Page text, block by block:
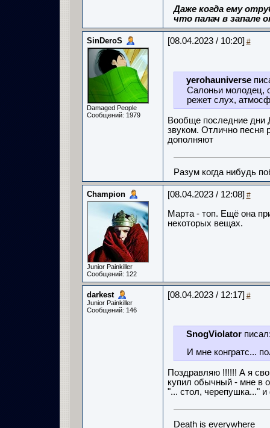
Даже когда ему
что палач в запале
SinDeroS
Damaged People
Сообщений: 1979
[08.04.2023 / 10:20] #
yerohauniverse
Салоньи молодец,
режет слух,
Вообще последние дни
звуком. Отлично песня
дополняют
Разум когда нибудь
Champion
Junior Painkiller
Сообщений: 122
[08.04.2023 / 12:08] #
Марта - топ. Ещё она
некоторых вещах.
darkest
Junior Painkiller
Сообщений: 146
[08.04.2023 / 12:17] #
SnogViolator
И мне конгратс...
Поздравляю !!!!!! А я
купил обычный - мне в
"... стол, черепушка..." и
Death is everywhere